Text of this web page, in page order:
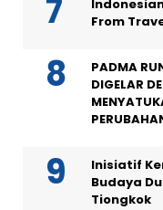
From
PADMA
DIGELAR
Inisiatif
Budaya
Tiongkok